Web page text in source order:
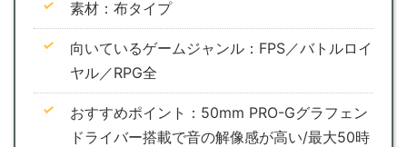
素材：布タイプ
向いているゲームジャンル：FPS／バトルロイ
ヤル／RPG全
おすすめポイント：50mm PRO-Gグラフェン
ドライバー搭載で音の解像感が高い/最大50時